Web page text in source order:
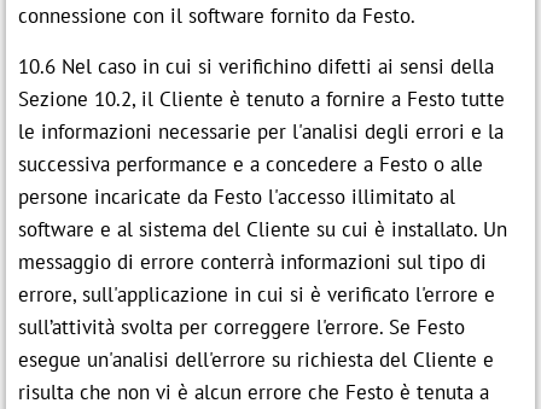
connessione con il software fornito da Festo.
10.6 Nel caso in cui si verifichino difetti ai sensi della
Sezione 10.2, il Cliente è tenuto a fornire a Festo tutte
le informazioni necessarie per l'analisi degli errori e la
successiva performance e a concedere a Festo o alle
persone incaricate da Festo l'accesso illimitato al
software e al sistema del Cliente su cui è installato. Un
messaggio di errore conterrà informazioni sul tipo di
errore, sull'applicazione in cui si è verificato l'errore e
sull’attività svolta per correggere l'errore. Se Festo
esegue un'analisi dell'errore su richiesta del Cliente e
risulta che non vi è alcun errore che Festo è tenuta a